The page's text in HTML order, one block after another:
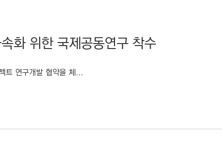
화 위한 국제공동연구 착수
트 연구개발 협약을 체...